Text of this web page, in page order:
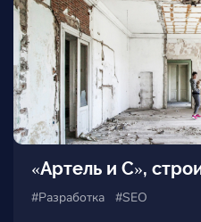
СК Флагман,
#Разработка #SEO #Дизайн